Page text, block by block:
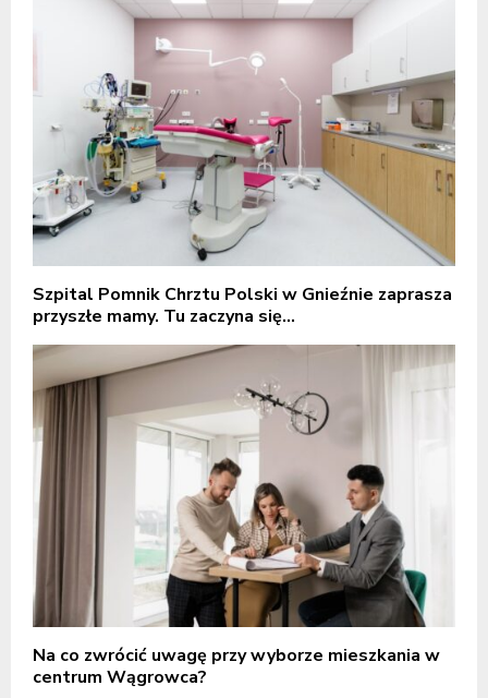
Szpital Pomnik Chrztu Polski w Gnieźnie zaprasza
przyszłe mamy. Tu zaczyna się...
Na co zwrócić uwagę przy wyborze mieszkania w
centrum Wągrowca?